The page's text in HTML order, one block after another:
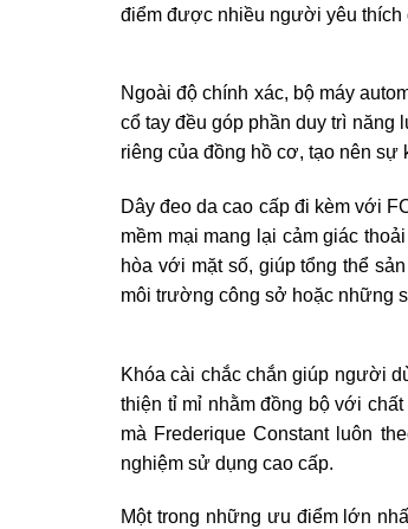
điểm được nhiều người yêu thích
Ngoài độ chính xác, bộ máy
cổ tay đều góp phần duy trì năng
riêng của đồng hồ cơ, tạo nên
Dây đeo da cao cấp đi kèm với
mềm mại mang lại cảm giác
hòa với mặt số, giúp tổng thể
môi trường công sở hoặc những
Khóa cài chắc chắn giúp người
thiện tỉ mỉ nhằm đồng bộ với
mà Frederique Constant luôn
nghiệm sử dụng cao cấp.
Một trong những ưu điểm lớn